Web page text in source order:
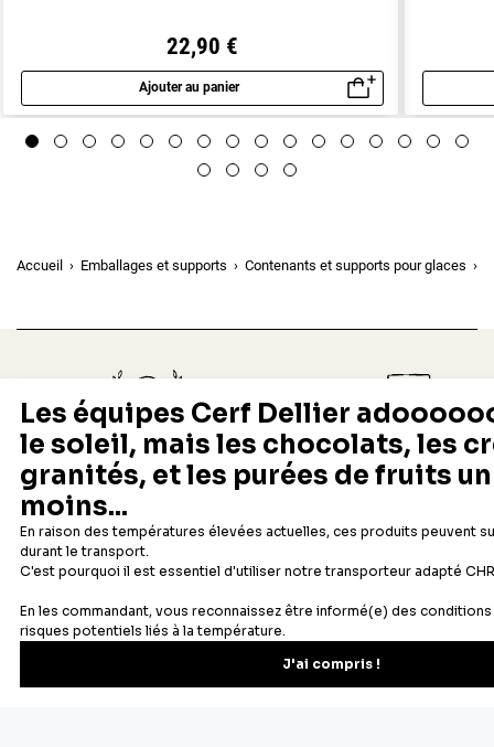
22,90 €
Ajouter au panier
Aperçu rapide
Accueil Emballages et supports Contenants et supports pour glaces
Depuis 1932
Fabricant français reconnu
Livraison rapide 24/48h
Offerte dès 69 € en point
Newsletter
Recevez les recettes, astuces et offres spéciales.